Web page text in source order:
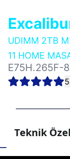
UDIMM 2TB
11 HOME
E75H.265F-
Teknik